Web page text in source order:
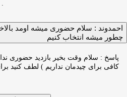
پیام بدید براتتون مدلها رو بفرستیم .
احمدوند : سلام حضوری میشه اومد
چطور میشه انتخاب کنیم
پاسخ : سلام وقت بخیر بازدید حضوری
کافی برای چیدمان نداریم ) لطف کنید